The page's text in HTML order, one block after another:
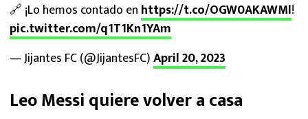
🔗 ¡Lo hemos contado en https://t.co/OGW0AKAWMl!
pic.twitter.com/q1T1Kn1YAm
— Jijantes FC (@JijantesFC)April 20, 2023
Leo Messi quiere volver a casa